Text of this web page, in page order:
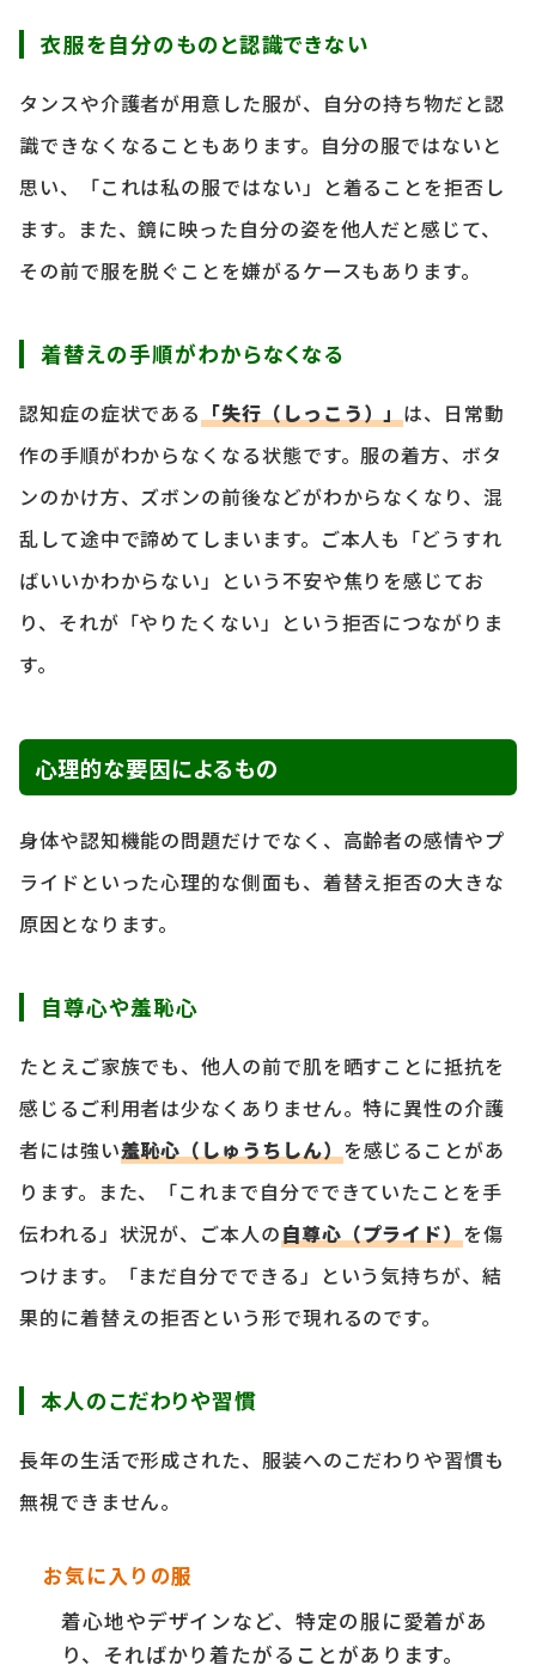
衣服を自分のものと認識できない
タンスや介護者が用意した服が、自分の持ち物だと認
識できなくなることもあります。自分の服ではないと
思い、「これは私の服ではない」と着ることを拒否し
ます。また、鏡に映った自分の姿を他人だと感じて、
その前で服を脱ぐことを嫌がるケースもあります。
着替えの手順がわからなくなる
認知症の症状である「失行（しっこう）」は、日常動
作の手順がわからなくなる状態です。服の着方、ボタ
ンのかけ方、ズボンの前後などがわからなくなり、混
乱して途中で諦めてしまいます。ご本人も「どうすれ
ばいいかわからない」という不安や焦りを感じてお
り、それが「やりたくない」という拒否につながりま
す。
心理的な要因によるもの
身体や認知機能の問題だけでなく、高齢者の感情やプ
ライドといった心理的な側面も、着替え拒否の大きな
原因となります。
自尊心や羞恥心
たとえご家族でも、他人の前で肌を晒すことに抵抗を
感じるご利用者は少なくありません。特に異性の介護
者には強い羞恥心（しゅうちしん）を感じることがあ
ります。また、「これまで自分でできていたことを手
伝われる」状況が、ご本人の自尊心（プライド）を傷
つけます。「まだ自分でできる」という気持ちが、結
果的に着替えの拒否という形で現れるのです。
本人のこだわりや習慣
長年の生活で形成された、服装へのこだわりや習慣も
無視できません。
お気に入りの服
着心地やデザインなど、特定の服に愛着があ
り、そればかり着たがることがあります。